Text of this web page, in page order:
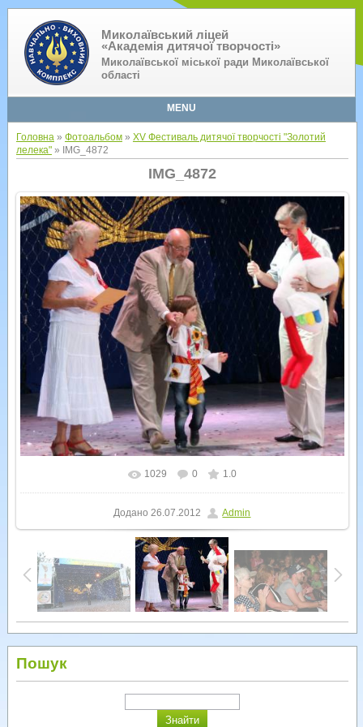
Миколаївський ліцей
«Академія дитячої творчості»
Миколаївської міської ради Миколаївської
області
MENU
Головна» Фотоальбом» XV Фестиваль дитячої творчості "Золотий
лелека"» IMG_4872
IMG_4872
У реальному розмірі 800x641
1029 0 1.0
Додано 26.07.2012 Admin
Пошук